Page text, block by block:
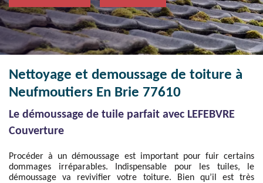
Nettoyage et demoussage de toiture à
Neufmoutiers En Brie 77610
Le démoussage de tuile parfait avec LEFEBVRE
Couverture
Procéder à un démoussage est important pour fuir certains
dommages irréparables. Indispensable pour les tuiles, le
démoussage va revivifier votre toiture. Bien qu’il est très